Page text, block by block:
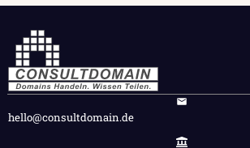
hello@consultdomain.de